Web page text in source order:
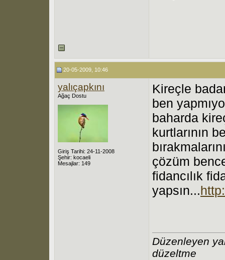
20-05-2009, 10:46
yalıçapkını
Ağaç Dostu
Giriş Tarihi: 24-11-2008
Şehir: kocaeli
Mesajlar: 149
Kireçle
ben
baharda
kurtlarının
çözüm
fidancılık
yapsın...
Düzenleyen
düzeltme